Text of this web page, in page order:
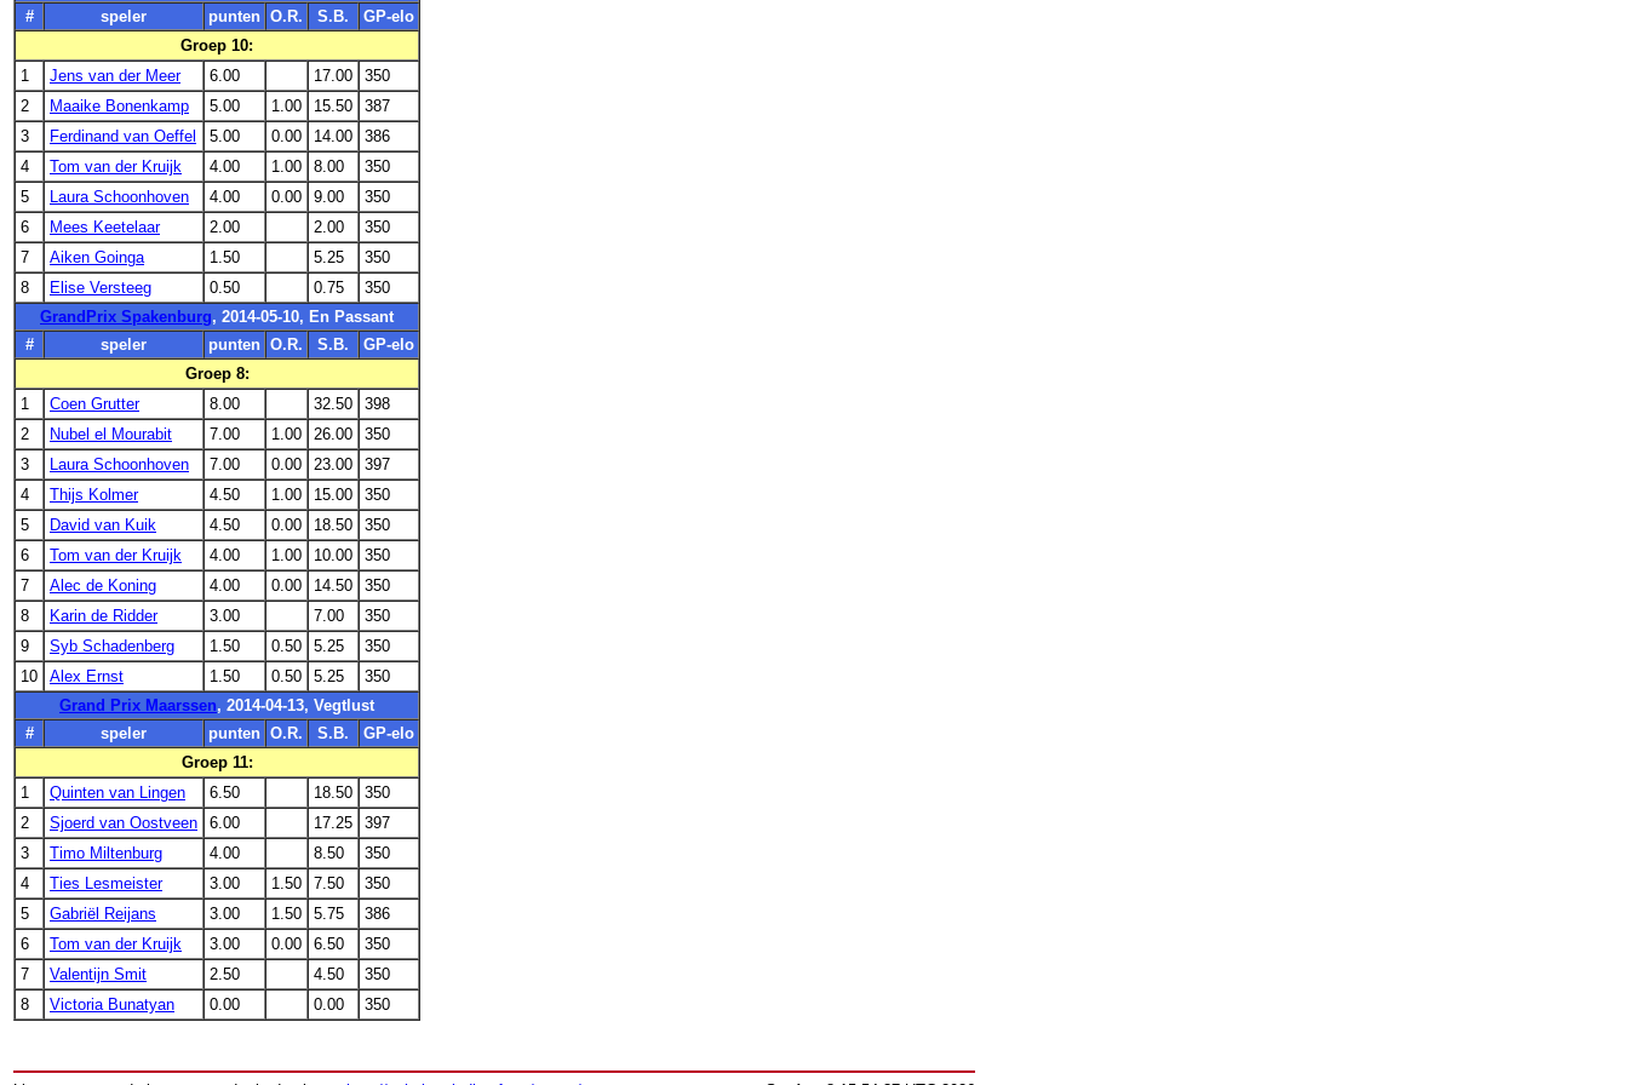
#
speler punten O.R. S.B.
GP-elo
Groep 10:
1
Jens van der Meer 6.00 17.00
350
2
Maaike Bonenkamp 5.00 1.00 15.50
387
3
Ferdinand van Oeffel 5.00 0.00 14.00
386
4
Tom van der Kruijk 4.00 1.00 8.00
350
5
Laura Schoonhoven 4.00 0.00 9.00
350
6
Mees Keetelaar 2.00 2.00
350
7
Aiken Goinga 1.50 5.25
350
8
Elise Versteeg 0.50 0.75
350
GrandPrix Spakenburg, 2014-05-10, En Passant
#
speler punten O.R. S.B.
GP-elo
Groep 8:
1
Coen Grutter 8.00 32.50
398
2
Nubel el Mourabit 7.00 1.00 26.00
350
3
Laura Schoonhoven 7.00 0.00 23.00
397
4
Thijs Kolmer 4.50 1.00 15.00
350
5
David van Kuik 4.50 0.00 18.50
350
6
Tom van der Kruijk 4.00 1.00 10.00
350
7
Alec de Koning 4.00 0.00 14.50
350
8
Karin de Ridder 3.00 7.00
350
9
Syb Schadenberg 1.50 0.50 5.25
350
10
Alex Ernst 1.50 0.50 5.25
350
Grand Prix Maarssen, 2014-04-13, Vegtlust
#
speler punten O.R. S.B.
GP-elo
Groep 11:
1
Quinten van Lingen 6.50 18.50
350
2
Sjoerd van Oostveen 6.00 17.25
397
3
Timo Miltenburg 4.00 8.50
350
4
Ties Lesmeister 3.00 1.50 7.50
350
5
Gabriël Reijans 3.00 1.50 5.75
386
6
Tom van der Kruijk 3.00 0.00 6.50
350
7
Valentijn Smit 2.50 4.50
350
8
Victoria Bunatyan 0.00 0.00 350